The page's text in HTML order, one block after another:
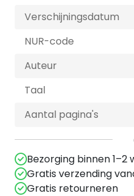
Verschijningsdatum
NUR-code
Auteur
Taal
Aantal pagina's
Bezorging binnen 1–2
Gratis verzending
Gratis retourneren